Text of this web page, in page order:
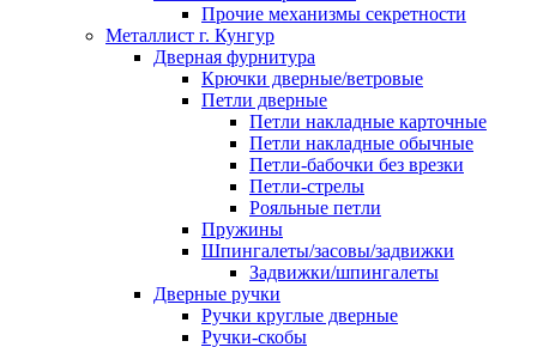
Прочие механизмы секретности
Металлист г. Кунгур
Дверная фурнитура
Крючки дверные/ветровые
Петли дверные
Петли накладные карточные
Петли накладные обычные
Петли-бабочки без врезки
Петли-стрелы
Рояльные петли
Пружины
Шпингалеты/засовы/задвижки
Задвижки/шпингалеты
Дверные ручки
Ручки круглые дверные
Ручки-скобы